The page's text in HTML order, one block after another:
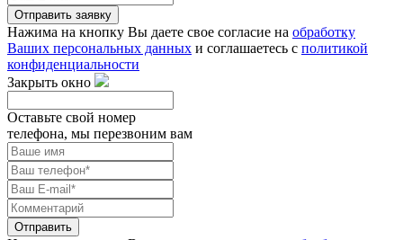
Отправить заявку
Нажима на кнопку Вы даете свое согласие на обработку
Ваших персональных данных и соглашаетесь с политикой
конфиденциальности
Закрыть окно
Оставьте свой номер
телефона, мы перезвоним вам
Отправить